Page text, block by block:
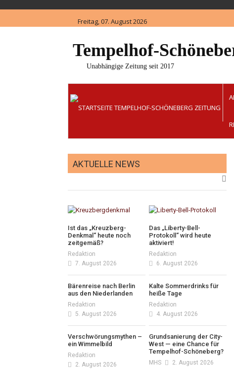
content
Freitag, 07. August 2026
Tempelhof-
Unabhängige Zeitung seit 2017
AKTUELLE NEWS
Ist das „Kreuzberg-
Denkmal“ heute noch
zeitgemäß?
Redaktion
7. August 2026
Das „Liberty-Bell-
Protokoll“ wird heute
aktiviert!
Redaktion
6. August 2026
Bärenreise nach Berlin
aus den Niederlanden
Redaktion
5. August 2026
Kalte Sommerdrinks für
heiße Tage
Redaktion
4. August 2026
Verschwörungsmythen –
ein Wimmelbild
Redaktion
2. August 2026
Grundsanierung der City-
West — eine Chance für
Tempelhof-Schöneberg?
MHS 2. August 2026